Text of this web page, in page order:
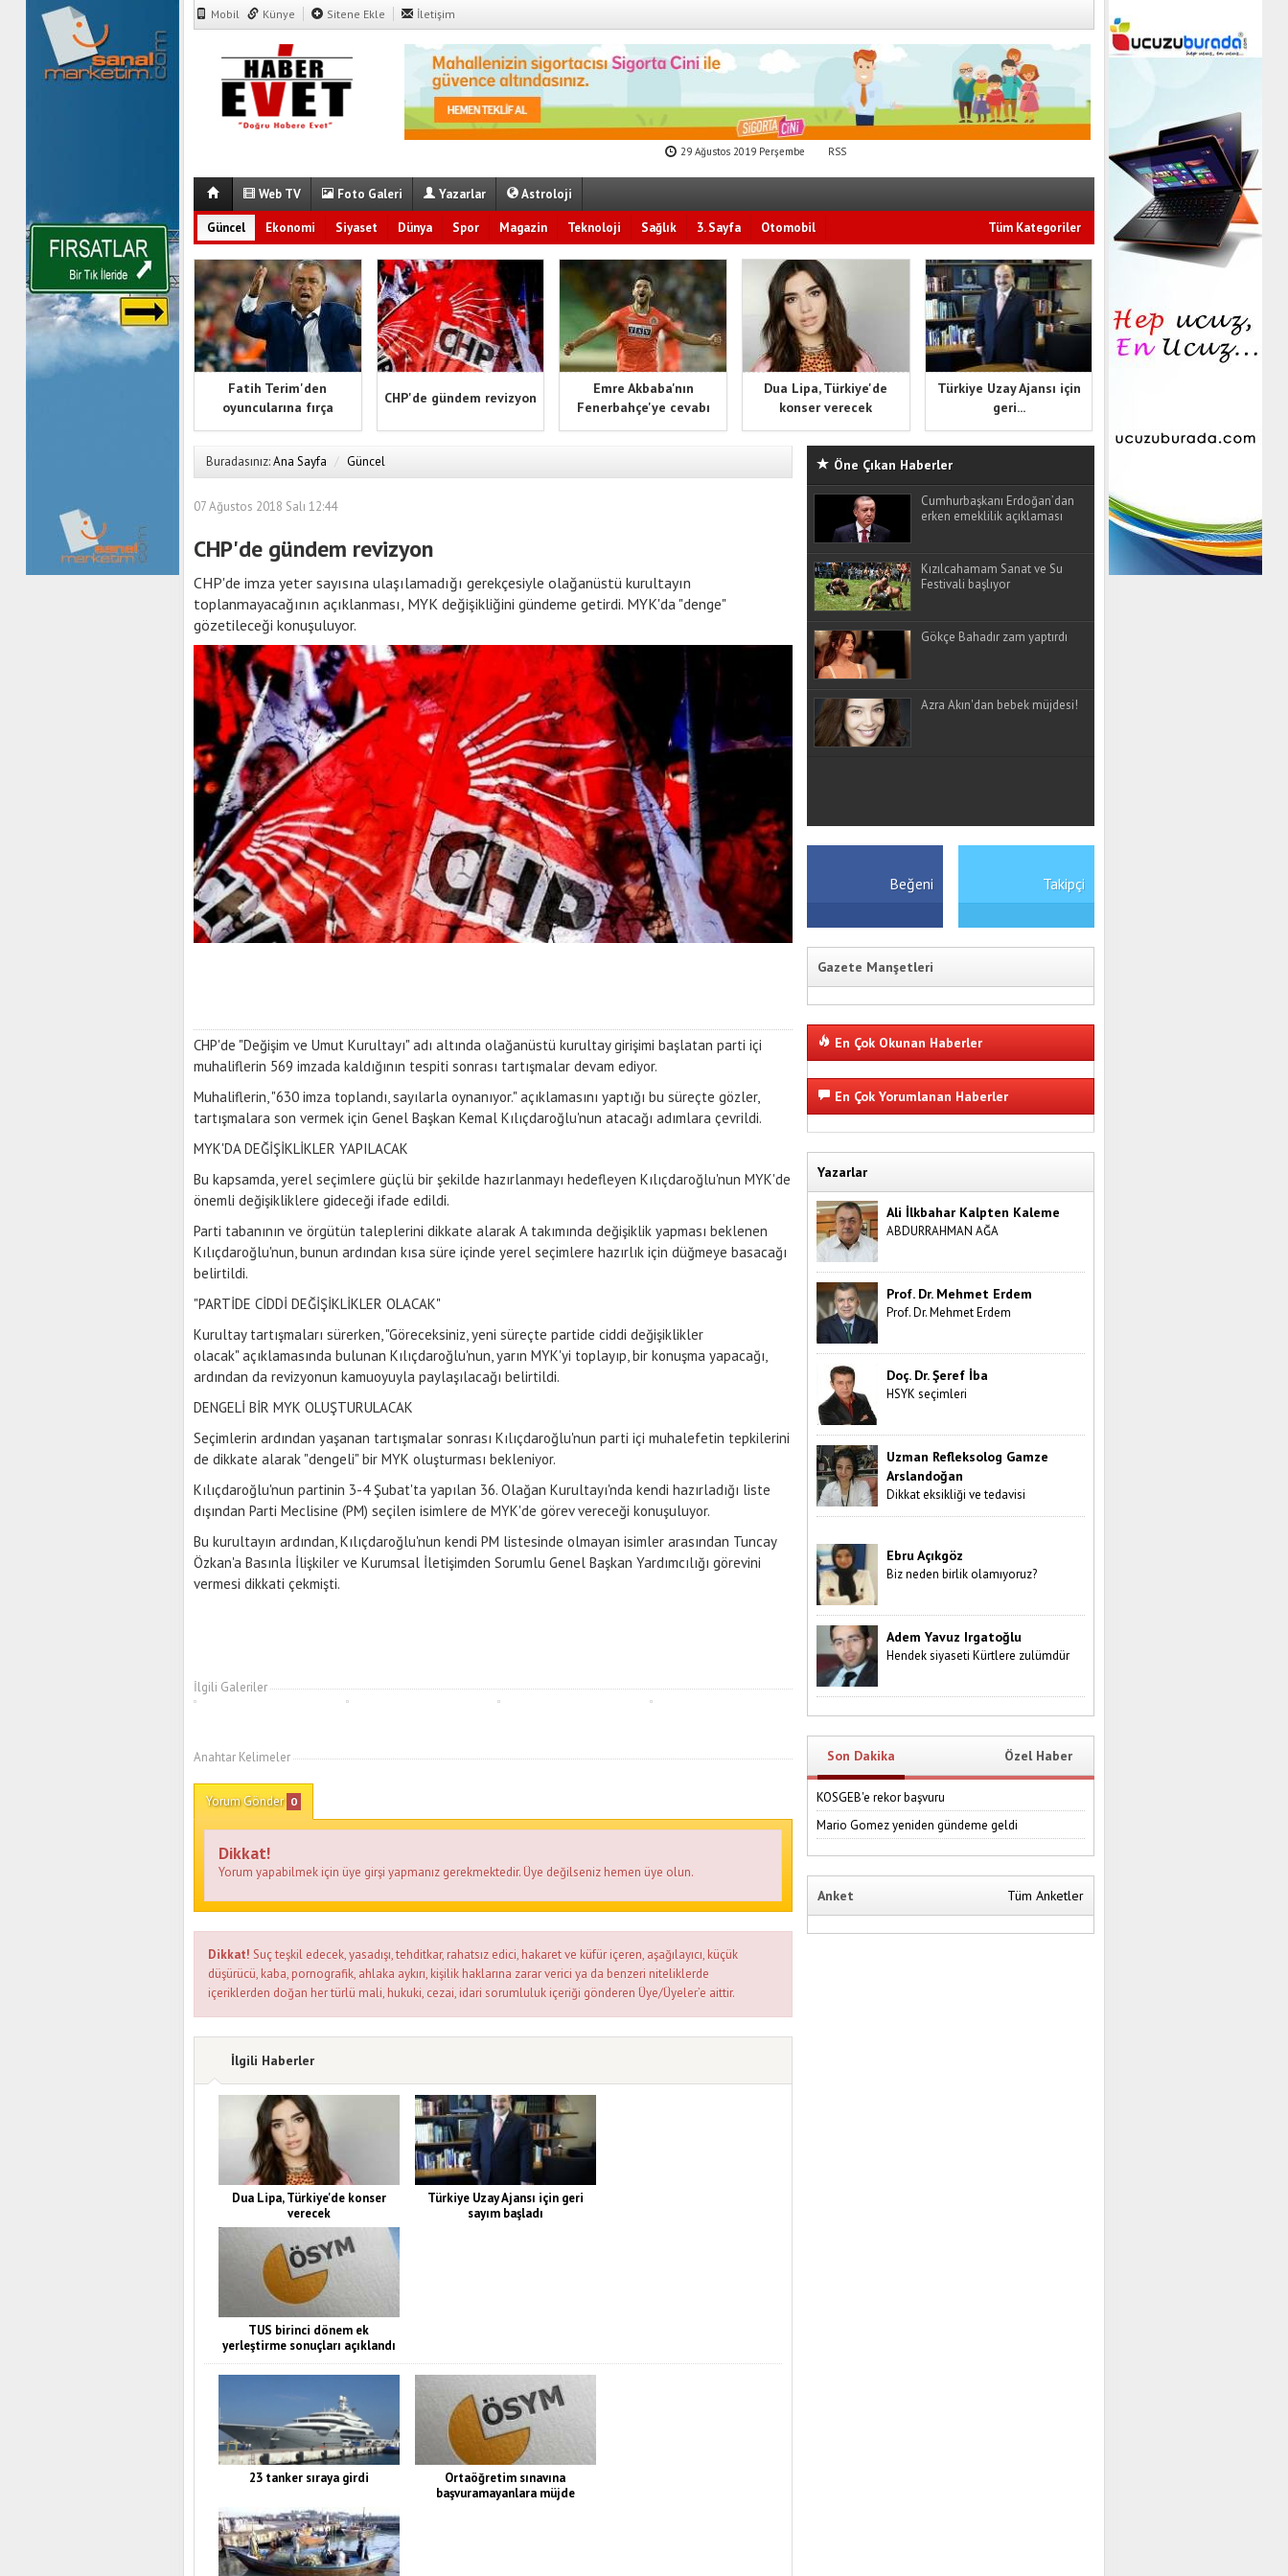
Mobil Künye Sitene Ekle İletişim
29 Ağustos 2019 Perşembe RSS
Web TV Foto Galeri Yazarlar Astroloji
Güncel Ekonomi Siyaset Dünya Spor Magazin Teknoloji Sağlık 3. Sayfa Otomobil Tüm Kategoriler
Fatih Terim'den
oyuncularına fırça
CHP'de gündem revizyon
Emre Akbaba'nın
Fenerbahçe'ye cevabı
Dua Lipa, Türkiye'de
konser verecek
Türkiye Uzay Ajansı için
geri...
Buradasınız:Ana Sayfa / Güncel
07 Ağustos 2018 Salı 12:44
CHP'de gündem revizyon
CHP'de imza yeter sayısına ulaşılamadığı gerekçesiyle olağanüstü kurultayın
toplanmayacağının açıklanması, MYK değişikliğini gündeme getirdi. MYK'da "denge"
gözetileceği konuşuluyor.
CHP'de "Değişim ve Umut Kurultayı" adı altında olağanüstü kurultay girişimi başlatan parti içi
muhaliflerin 569 imzada kaldığının tespiti sonrası tartışmalar devam ediyor.
Muhaliflerin, "630 imza toplandı, sayılarla oynanıyor." açıklamasını yaptığı bu süreçte gözler,
tartışmalara son vermek için Genel Başkan Kemal Kılıçdaroğlu'nun atacağı adımlara çevrildi.
MYK'DA DEĞİŞİKLİKLER YAPILACAK
Bu kapsamda, yerel seçimlere güçlü bir şekilde hazırlanmayı hedefleyen Kılıçdaroğlu'nun MYK'de
önemli değişikliklere gideceği ifade edildi.
Parti tabanının ve örgütün taleplerini dikkate alarak A takımında değişiklik yapması beklenen
Kılıçdaroğlu'nun, bunun ardından kısa süre içinde yerel seçimlere hazırlık için düğmeye basacağı
belirtildi.
"PARTİDE CİDDİ DEĞİŞİKLİKLER OLACAK"
Kurultay tartışmaları sürerken, "Göreceksiniz, yeni süreçte partide ciddi değişiklikler
olacak" açıklamasında bulunan Kılıçdaroğlu'nun, yarın MYK'yi toplayıp, bir konuşma yapacağı,
ardından da revizyonun kamuoyuyla paylaşılacağı belirtildi.
DENGELİ BİR MYK OLUŞTURULACAK
Seçimlerin ardından yaşanan tartışmalar sonrası Kılıçdaroğlu'nun parti içi muhalefetin tepkilerini
de dikkate alarak "dengeli" bir MYK oluşturması bekleniyor.
Kılıçdaroğlu'nun partinin 3-4 Şubat'ta yapılan 36. Olağan Kurultayı'nda kendi hazırladığı liste
dışından Parti Meclisine (PM) seçilen isimlere de MYK'de görev vereceği konuşuluyor.
Bu kurultayın ardından, Kılıçdaroğlu'nun kendi PM listesinde olmayan isimler arasından Tuncay
Özkan'a Basınla İlişkiler ve Kurumsal İletişimden Sorumlu Genel Başkan Yardımcılığı görevini
vermesi dikkati çekmişti.
İlgili Galeriler
Anahtar Kelimeler
Yorum Gönder 0
Dikkat!
Yorum yapabilmek için üye girşi yapmanız gerekmektedir. Üye değilseniz hemen üye olun.
Dikkat! Suç teşkil edecek, yasadışı, tehditkar, rahatsız edici, hakaret ve küfür içeren, aşağılayıcı, küçük
düşürücü, kaba, pornografik, ahlaka aykırı, kişilik haklarına zarar verici ya da benzeri niteliklerde
içeriklerden doğan her türlü mali, hukuki, cezai, idari sorumluluk içeriği gönderen Üye/Üyeler’e aittir.
İlgili Haberler
Dua Lipa, Türkiye'de konser
verecek
Türkiye Uzay Ajansı için geri
sayım başladı
TUS birinci dönem ek
yerleştirme sonuçları açıklandı
23 tanker sıraya girdi
Ortaöğretim sınavına
başvuramayanlara müjde
Öne Çıkan Haberler
Cumhurbaşkanı Erdoğan’dan
erken emeklilik açıklaması
Kızılcahamam Sanat ve Su
Festivali başlıyor
Gökçe Bahadır zam yaptırdı
Azra Akın'dan bebek müjdesi!
Beğeni Takipçi
Gazete Manşetleri
En Çok Okunan Haberler
En Çok Yorumlanan Haberler
Yazarlar
Ali İlkbahar Kalpten Kaleme
ABDURRAHMAN AĞA
Prof. Dr. Mehmet Erdem
Prof. Dr. Mehmet Erdem
Doç. Dr. Şeref İba
HSYK seçimleri
Uzman Refleksolog Gamze
Arslandoğan
Dikkat eksikliği ve tedavisi
Ebru Açıkgöz
Biz neden birlik olamıyoruz?
Adem Yavuz Irgatoğlu
Hendek siyaseti Kürtlere zulümdür
Son Dakika Özel Haber
KOSGEB'e rekor başvuru
Mario Gomez yeniden gündeme geldi
Anket Tüm Anketler